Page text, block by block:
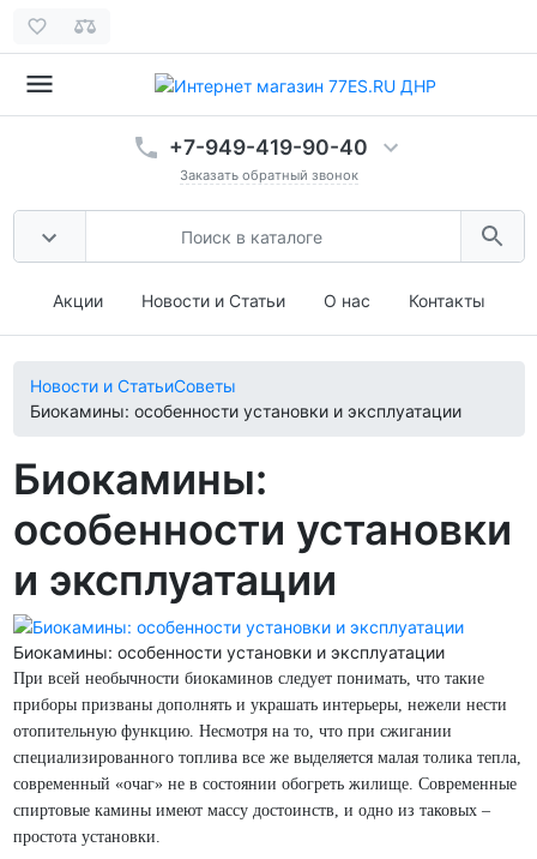
+7-949-419-90-40
Заказать обратный звонок
Акции Новости и Статьи О нас Контакты
Новости и СтатьиСоветы
Биокамины: особенности установки и эксплуатации
Биокамины:
особенности установки
и эксплуатации
Биокамины: особенности установки и эксплуатации
При всей необычности биокаминов следует понимать, что такие
приборы призваны дополнять и украшать интерьеры, нежели нести
отопительную функцию. Несмотря на то, что при сжигании
специализированного топлива все же выделяется малая толика тепла,
современный «очаг» не в состоянии обогреть жилище. Современные
спиртовые камины имеют массу достоинств, и одно из таковых –
простота установки.